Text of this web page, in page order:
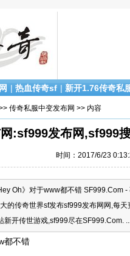
| 热血传奇sf | 新开1.76传奇私
传奇私服中变发布网 >> 内容
:sf999发布网,sf999
时间：2017/6/23
Oh》对于www都不错 SF999.Com
的传奇世界sf发布sf999发布网网,每
新开传世游戏,sf999尽在SF999.Com.
都不错